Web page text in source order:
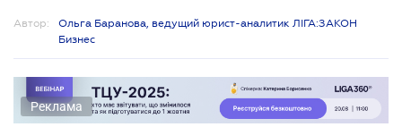
Автор:
Ольга Баранова, ведущий юрист-аналитик ЛІГА:ЗАКОН
Бизнес
Реклама